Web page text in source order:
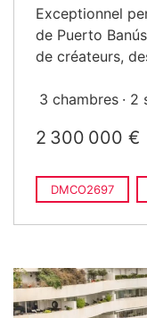
Exceptionnel
de Puerto
de créateurs,
3 chambres 2
2 300 000 €
DMCO2697